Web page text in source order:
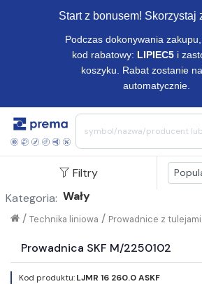
Start z bonusem! Skorzystaj
Podczas dokonywania
kod rabatowy: LIPIEC5 i
koszyku. Rabat zostanie
automatycznie.
Filtry
Kategoria: Wały
Prowadnice z
/
Technika liniowa
/
Prowadnica SKF M/2250102
Kod produktu:LJMR 16 260.0 ASKF